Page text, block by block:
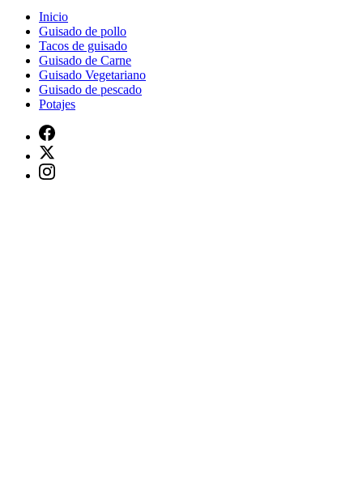
Inicio
Guisado de pollo
Tacos de guisado
Guisado de Carne
Guisado Vegetariano
Guisado de pescado
Potajes